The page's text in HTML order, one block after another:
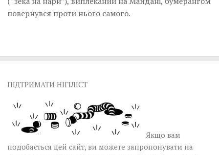
повернувся проти нього самого.
ПІДТРИМАТИ НІГІЛІСТ
Якщо вам
подобається цей сайт, ви можете запропонувати на